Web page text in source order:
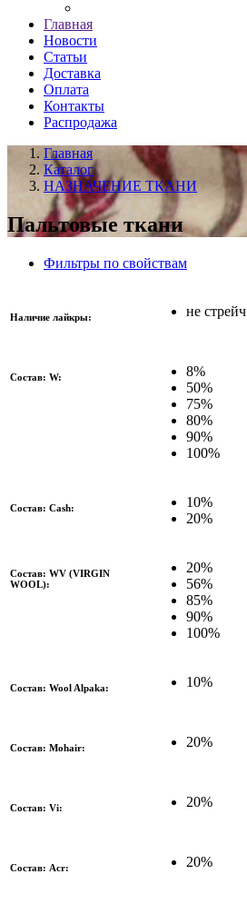
Главная
Новости
Статьи
Доставка
Оплата
Контакты
Распродажа
Главная
Каталог
НАЗНАЧЕНИЕ ТКАНИ
Пальтовые ткани
Фильтры по свойствам
Наличие лайкры: не стрейч
Состав: W:
8%
50%
75%
80%
90%
100%
Состав: Cash:
10%
20%
Состав: WV (VIRGIN
WOOL):
20%
56%
85%
90%
100%
Состав: Wool Alpaka: 10%
Состав: Mohair: 20%
Состав: Vi: 20%
Состав: Acr: 20%